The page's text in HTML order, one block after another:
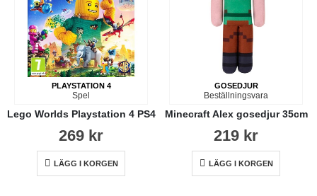
PLAYSTATION 4
Spel
Lego Worlds Playstation 4 PS4
269 kr
LÄGG I KORGEN
GOSEDJUR
Beställningsvara
Minecraft Alex gosedjur 35cm
219 kr
LÄGG I KORGEN